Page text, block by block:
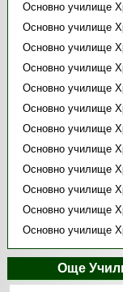
Основно училище
Основно училище
Основно училище
Основно училище
Основно училище
Основно училище
Основно училище
Основно училище
Основно училище
Основно училище
Основно училище
Основно училище
Още